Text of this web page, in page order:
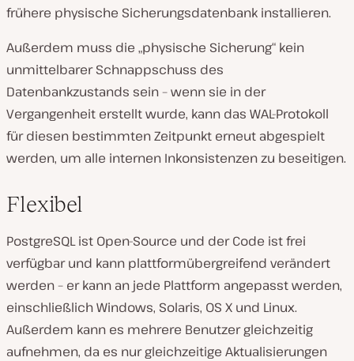
frühere physische Sicherungsdatenbank installieren.
Außerdem muss die „physische Sicherung“ kein
unmittelbarer Schnappschuss des
Datenbankzustands sein – wenn sie in der
Vergangenheit erstellt wurde, kann das WAL-Protokoll
für diesen bestimmten Zeitpunkt erneut abgespielt
werden, um alle internen Inkonsistenzen zu beseitigen.
Flexibel
PostgreSQL ist Open-Source und der Code ist frei
verfügbar und kann plattformübergreifend verändert
werden – er kann an jede Plattform angepasst werden,
einschließlich Windows, Solaris, OS X und Linux.
Außerdem kann es mehrere Benutzer gleichzeitig
aufnehmen, da es nur gleichzeitige Aktualisierungen